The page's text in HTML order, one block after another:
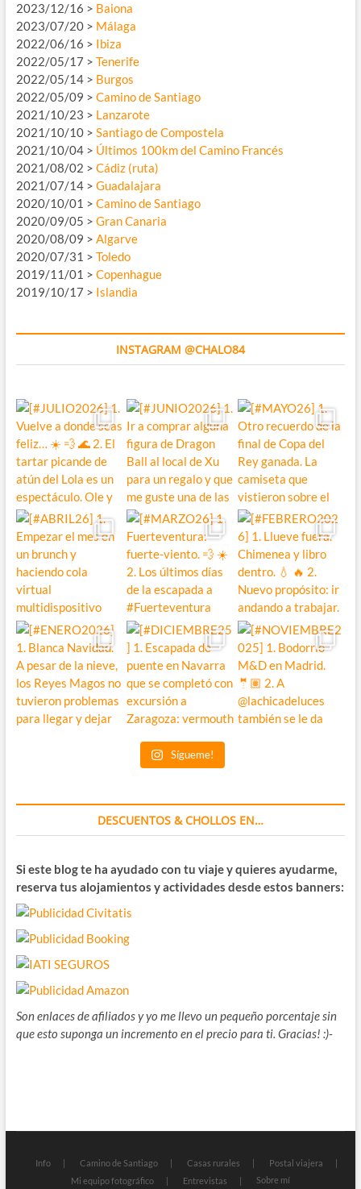
2023/12/16 > Baiona
2023/07/20 > Málaga
2022/06/16 > Ibiza
2022/05/17 > Tenerife
2022/05/14 > Burgos
2022/05/09 > Camino de Santiago
2021/10/23 > Lanzarote
2021/10/10 > Santiago de Compostela
2021/10/04 > Últimos 100km del Camino Francés
2021/08/02 > Cádiz (ruta)
2021/07/14 > Guadalajara
2020/10/01 > Camino de Santiago
2020/09/05 > Gran Canaria
2020/08/09 > Algarve
2020/07/31 > Toledo
2019/11/01 > Copenhague
2019/10/17 > Islandia
INSTAGRAM @CHALO84
Sígueme!
DESCUENTOS & CHOLLOS EN…
Si este blog te ha ayudado con tu viaje y quieres ayudarme,
reserva tus alojamientos y actividades desde estos banners:
Son enlaces de afiliados y yo me llevo un pequeño porcentaje sin
que esto suponga un incremento en el precio para ti. Gracias! :)-
Info Camino de Santiago Casas rurales
Postal viajera
Mi equipo fotográfico
Entrevistas Sobre mí